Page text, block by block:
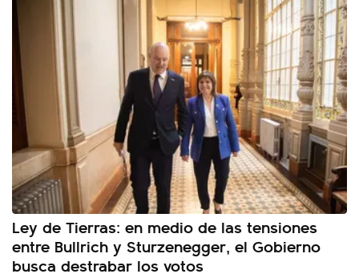
Ley de Tierras: en medio de las tensiones
entre Bullrich y Sturzenegger, el Gobierno
busca destrabar los votos